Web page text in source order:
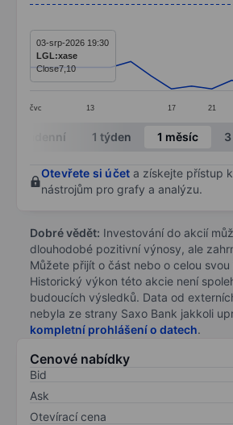
The chart has 1 X axis displaying
The chart has 1 Y axis
čvc 13 17 21
03-srp-2026 19:30
LGL:xase
Close7,10
End of interactive chart.
Intradenní 1 týden 1 měsíc
Otevřete si účet a získejte přístup
nástrojům pro grafy a analýzu.
Dobré vědět: Investování do akcií
dlouhodobé pozitivní výnosy, ale
Můžete přijít o část nebo o celou svou
Historický výkon této akcie není
budoucích výsledků. Data od
nebyla ze strany Saxo Bank jakkoli
kompletní prohlášení o datech.
Cenové nabídky
Bid
Ask
Otevírací cena